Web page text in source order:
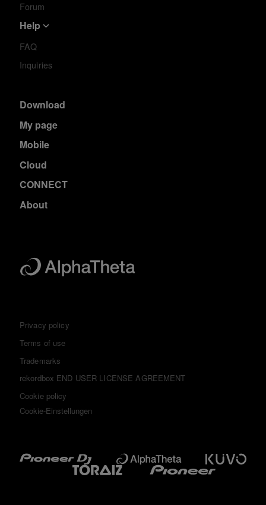
Forum
Help
FAQ
Inquiries
Download
My page
Mobile
Cloud
CONNECT
About
Privacy policy
Terms of use
Trademarks
rekordbox END USER LICENSE AGREEMENT
Cookie policy
Cookie-Einstellungen